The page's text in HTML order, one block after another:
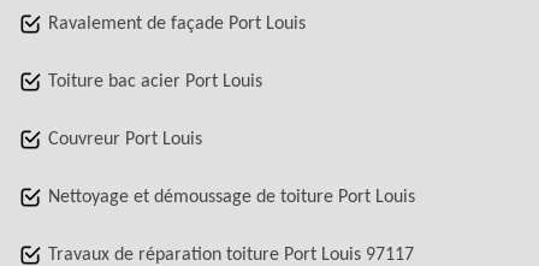
Ravalement de façade Port Louis
Toiture bac acier Port Louis
Couvreur Port Louis
Nettoyage et démoussage de toiture Port Louis
Travaux de réparation toiture Port Louis 97117